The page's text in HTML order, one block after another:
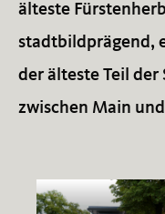
älteste
stadtbildprägend,
der älteste Teil der
zwischen Main